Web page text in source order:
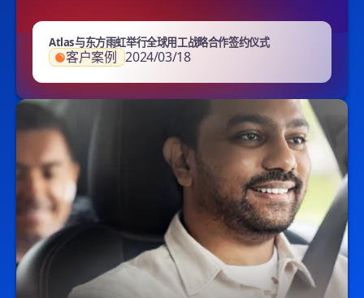
Atlas与东方雨虹举行全球用工战略合作签约仪式
客户案例 2024/03/18